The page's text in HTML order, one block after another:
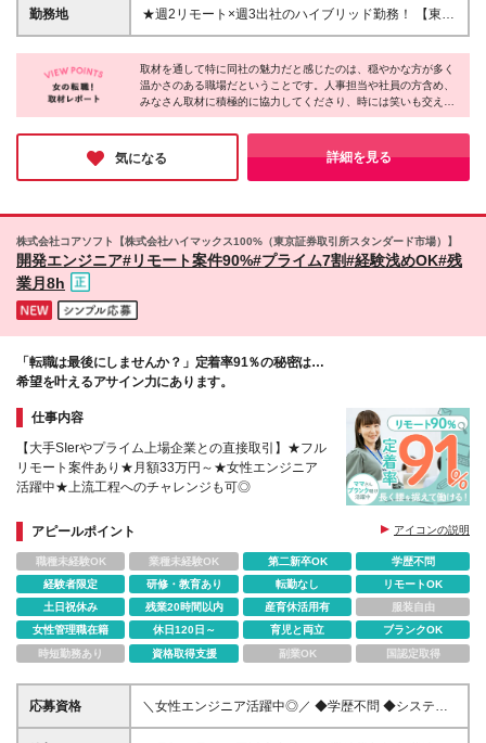
／ ★ライフイベントに合わせて将来性を見据えた働
き方をしたい方 ★受託開発で、チームメンバーと協
度をフル活用したい方 ★上流工程へのキャリアアッ
プを視野に入れている方
年俸制400万円～800万円＋業績賞与あり（毎年継続
ます ※試用期間は3ヵ月です。その間の待遇の差異は
ありません 【広島】 ■年俸制400万円～800万（12分
割）＋業績賞与あり（毎年継続して支給中） ※1/12
む、超過分は別途支給 ※試用期間は3ヵ月です。その
間の待遇の差異はありません ★平均年収★ ・20～25
歳／467万4571円 ・26～30歳／494万4880円 ・31～
勤務地
★週2リモート×週3出社のハイブリッド勤務！ 【東京
本社】 東京都台東区浅草橋5-2-3 鈴和ビル6F 【広島
支社】 広島県東広島市西条西本町12-28 (変更の範囲)
上記を除く当社関連勤務地
取材を通して特に同社の魅力だと感じたのは、穏やかな方が多く
温かさのある職場だということです。人事担当や社員の方含め、
みなさん取材に積極的に協力してくださり、時には笑いも交えな
がら穏やかな雰囲気で取材が進みました。そんな居心地の良い環
境だからこそ、勤続年数17年の社員が在籍しているなど、定着率
も高いそう。オフィスには無料で飲めるドリンクも設置してあ
り、仕事の息抜きにみなさん活用しているそうです♪
気になる 詳細を見る
株式会社コアソフト【株式会社ハイマックス100%（東京証券取引所スタンダード市場）】
開発エンジニア#リモート案件90%#プライム7割#経験浅めOK#残
業月8h
「転職は最後にしませんか？」定着率91％の秘密は…
希望を叶えるアサイン力にあります。
仕事内容
【大手SIerやプライム上場企業との直接取引】★フル
リモート案件あり★月額33万円～★女性エンジニア
活躍中★上流工程へのチャレンジも可◎
アピールポイント アイコンの説明
職種未経験OK 業種未経験OK 第二新卒OK
学歴不問
経験者限定
研修・教育あり 転勤なし
リモートOK
土日祝休み
残業20時間以内 産育休活用有
服装自由
女性管理職在籍
休日120日～ 育児と両立
ブランクOK
時短勤務あり
資格取得支援 副業OK 国認定取得
応募資格
＼女性エンジニア活躍中◎／ ◆学歴不問 ◆システム
開発の実務経験（1年以上）※言語不問 ◇Java、